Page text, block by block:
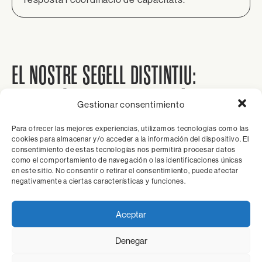
Gestionar consentimiento
Para ofrecer las mejores experiencias, utilizamos tecnologías como las
cookies para almacenar y/o acceder a la información del dispositivo. El
consentimiento de estas tecnologías nos permitirá procesar datos
como el comportamiento de navegación o las identificaciones únicas
en este sitio. No consentir o retirar el consentimiento, puede afectar
negativamente a ciertas características y funciones.
Aceptar
Denegar
EL NOSTRE SEGELL DISTINTIU:
LA LOGÍSTICA HUMANITÀRIA
Des de fa 30 anys Farmamundi està
especialitzada en elsubministrament de
medicaments en contextos de crisi
qual cosa ens ha permés donar suport als
programes de salut de molts països i
aportar la nostra professionalitat en
situacions d’emergència en les quals